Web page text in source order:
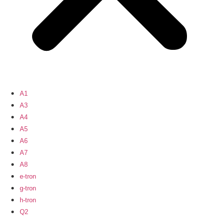
A1
A3
A4
A5
A6
A7
A8
e-tron
g-tron
h-tron
Q2